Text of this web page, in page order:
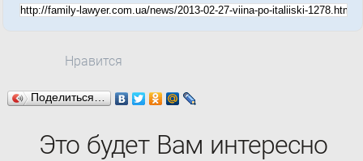
Нравится
Поделиться…
Это будет Вам интересно